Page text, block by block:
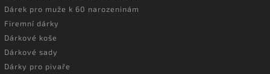
Dárek pro muže k 60 narozeninám
Firemní dárky
Dárkové koše
Dárkové sady
Dárky pro pivaře